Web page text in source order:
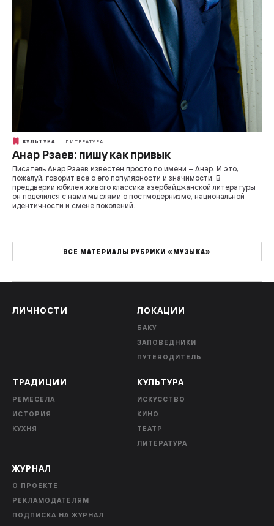
КУЛЬТУРА ЛИТЕРАТУРА
Анар Рзаев: пишу как привык
Писатель Анар Рзаев известен просто по имени – Анар. И это,
пожалуй, говорит все о его популярности и значимости. В
преддверии юбилея живого классика азербайджанской литературы
он поделился с нами мыслями о постмодернизме, национальной
идентичности и смене поколений.
ВСЕ МАТЕРИАЛЫ РУБРИКИ «МУЗЫКА»
ЛИЧНОСТИ ЛОКАЦИИ
БАКУ
ЗАПОВЕДНИКИ
ПУТЕВОДИТЕЛЬ
ТРАДИЦИИ
РЕМЕСЕЛА
ИСТОРИЯ
КУХНЯ
КУЛЬТУРА
ИСКУССТВО
КИНО
ТЕАТР
ЛИТЕРАТУРА
ЖУРНАЛ
О ПРОЕКТЕ
РЕКЛАМОДАТЕЛЯМ
ПОДПИСКА НА ЖУРНАЛ